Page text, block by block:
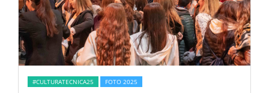
#CULTURATECNICA25 FOTO 2025